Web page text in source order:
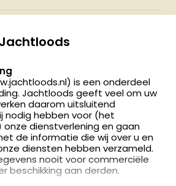
13:00 - 17:00 én 18:00 - 21:00
is een onderdeel
Jachtloods geeft veel om uw
daarom uitsluitend
nodig hebben voor (het
dienstverlening en gaan
de informatie die wij over u en
diensten hebben verzameld.
nooit voor commerciële
beschikking aan derden.